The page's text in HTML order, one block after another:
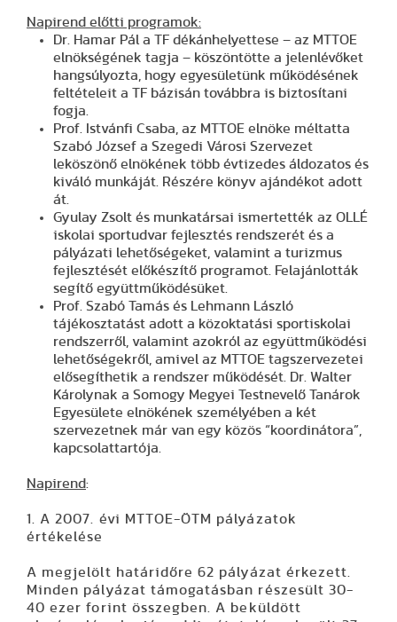
Napirend előtti programok:
Dr. Hamar Pál a TF dékánhelyettese – az MTTOE
elnökségének tagja – köszöntötte a jelenlévőket
hangsúlyozta, hogy egyesületünk működésének
feltételeit a TF bázisán továbbra is biztosítani
fogja.
Prof. Istvánfi Csaba , az MTTOE elnöke méltatta
Szabó József a Szegedi Városi Szervezet
leköszönő elnökének több évtizedes áldozatos és
kiváló munkáját. Részére könyv ajándékot adott
át.
Gyulay Zsolt és munkatársai ismertették az OLLÉ
iskolai sportudvar fejlesztés rendszerét és a
pályázati lehetőségeket, valamint a turizmus
fejlesztését előkészítő programot. Felajánlották
segítő együttműködésüket.
Prof. Szabó Tamás és Lehmann László
tájékosztatást adott a közoktatási sportiskolai
rendszerről, valamint azokról az együttműködési
lehetőségekről, amivel az MTTOE tagszervezetei
elősegíthetik a rendszer működését. Dr. Walter
Károlynak a Somogy Megyei Testnevelő Tanárok
Egyesülete elnökének személyében a két
szervezetnek már van egy közös “koordinátora”,
kapcsolattartója.
Napirend:
1. A 2007. évi MTTOE-ÖTM pályázatok
értékelése
A megjelölt határidőre 62 pályázat érkezett.
Minden pályázat támogatásban részesült 30-
40 ezer forint összegben. A beküldött